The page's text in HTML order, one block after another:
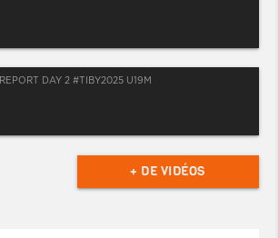
REPORT DAY 2 #TIBY2025 U19M
+ DE VIDÉOS